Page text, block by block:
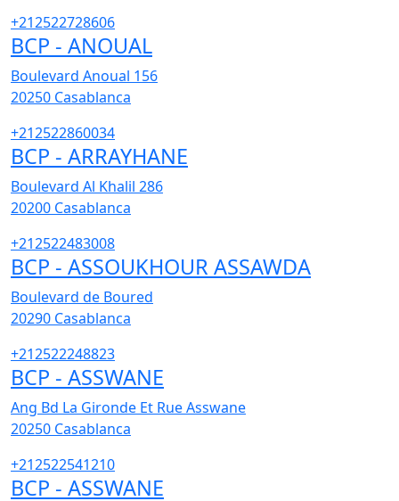
+212522728606
BCP - ANOUAL
Boulevard Anoual 156
20250 Casablanca
+212522860034
BCP - ARRAYHANE
Boulevard Al Khalil 286
20200 Casablanca
+212522483008
BCP - ASSOUKHOUR ASSAWDA
Boulevard de Boured
20290 Casablanca
+212522248823
BCP - ASSWANE
Ang Bd La Gironde Et Rue Asswane
20250 Casablanca
+212522541210
BCP - ASSWANE